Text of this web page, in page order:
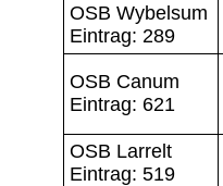
OSB Wybelsum
Eintrag: 289
OSB Canum
Eintrag: 621
OSB Larrelt
Eintrag: 519